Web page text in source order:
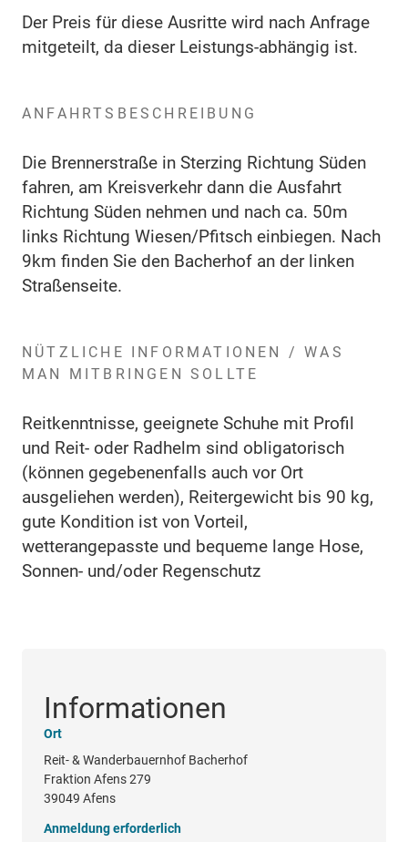
Der Preis für diese Ausritte wird nach Anfrage
mitgeteilt, da dieser Leistungs-abhängig ist.
ANFAHRTSBESCHREIBUNG
Die Brennerstraße in Sterzing Richtung Süden
fahren, am Kreisverkehr dann die Ausfahrt
Richtung Süden nehmen und nach ca. 50m
links Richtung Wiesen/Pfitsch einbiegen. Nach
9km finden Sie den Bacherhof an der linken
Straßenseite.
NÜTZLICHE INFORMATIONEN / WAS
MAN MITBRINGEN SOLLTE
Reitkenntnisse, geeignete Schuhe mit Profil
und Reit- oder Radhelm sind obligatorisch
(können gegebenenfalls auch vor Ort
ausgeliehen werden), Reitergewicht bis 90 kg,
gute Kondition ist von Vorteil,
wetterangepasste und bequeme lange Hose,
Sonnen- und/oder Regenschutz
Informationen
Ort
Reit- & Wanderbauernhof Bacherhof
Fraktion Afens 279
39049 Afens
Anmeldung erforderlich